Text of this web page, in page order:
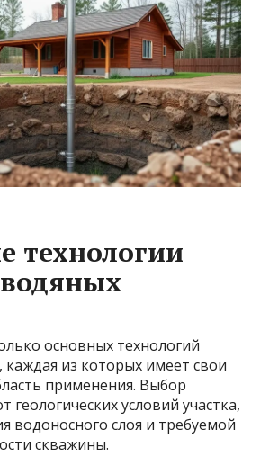
технологии
основных технологий
каждая из которых имеет свои
применения. Выбор
геологических условий участка,
водоносного слоя и требуемой
скважины.